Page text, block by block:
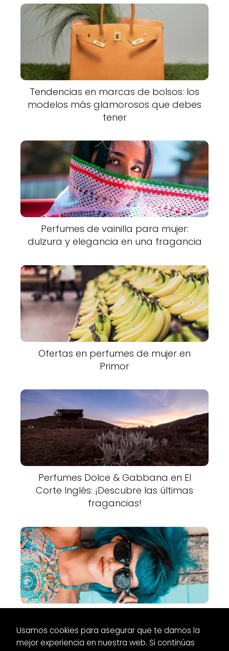
Tendencias en marcas de bolsos: los
modelos más glamorosos que debes
tener
Perfumes de vainilla para mujer:
dulzura y elegancia en una fragancia
Ofertas en perfumes de mujer en
Primor
Perfumes Dolce & Gabbana en El
Corte Inglés: ¡Descubre las últimas
fragancias!
Saint Laurent en Primor
Usamos cookies para asegurar que te damos la
mejor experiencia en nuestra web. Si continúas